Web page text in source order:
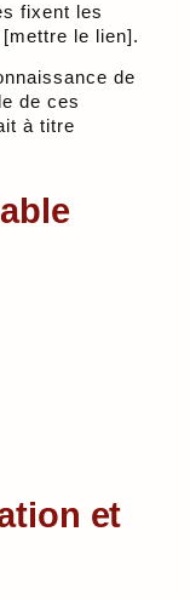
fixent les
le lien].
de
de ces
à titre
et